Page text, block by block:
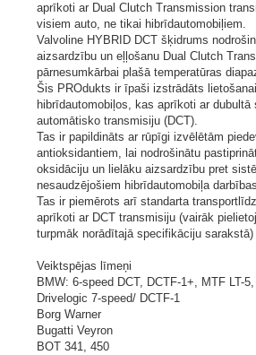
aprīkoti ar Dual Clutch Transmission
visiem auto, ne tikai hibrīdautomobiļiem.
Valvoline HYBRID DCT šķidrums
aizsardzību un eļļošanu Dual Clutch
pārnesumkārbai plašā temperatūras
Šis PROdukts ir īpaši izstrādāts lietošanai
hibrīdautomobiļos, kas aprīkoti ar dubultā
automātisko transmisiju (DCT).
Tas ir papildināts ar rūpīgi izvēlētām
antioksidantiem, lai nodrošinātu
oksidāciju un lielāku aizsardzību pret
nesaudzējošiem hibrīdautomobiļa
Tas ir piemērots arī standarta
aprīkoti ar DCT transmisiju (vairāk
turpmāk norādītajā specifikāciju sarakstā)
Veiktspējas līmeņi
BMW: 6-speed DCT, DCTF-1+, MTF LT-5,
Drivelogic 7-speed/ DCTF-1
Borg Warner
Bugatti Veyron
BOT 341, 450